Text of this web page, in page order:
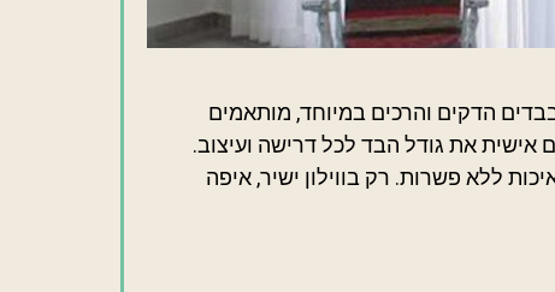
הדקים והרכים במיוחד, מותאמים
אישית את גודל הבד לכל דרישה ועיצוב.
ללא פשרות. רק בווילון ישיר, איפה